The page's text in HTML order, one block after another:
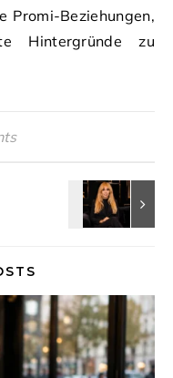
Promi-Beziehungen,
Hintergründe zu